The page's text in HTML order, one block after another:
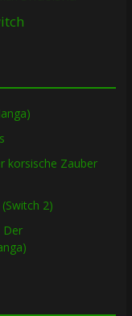
korsische Zauber
2)
Der